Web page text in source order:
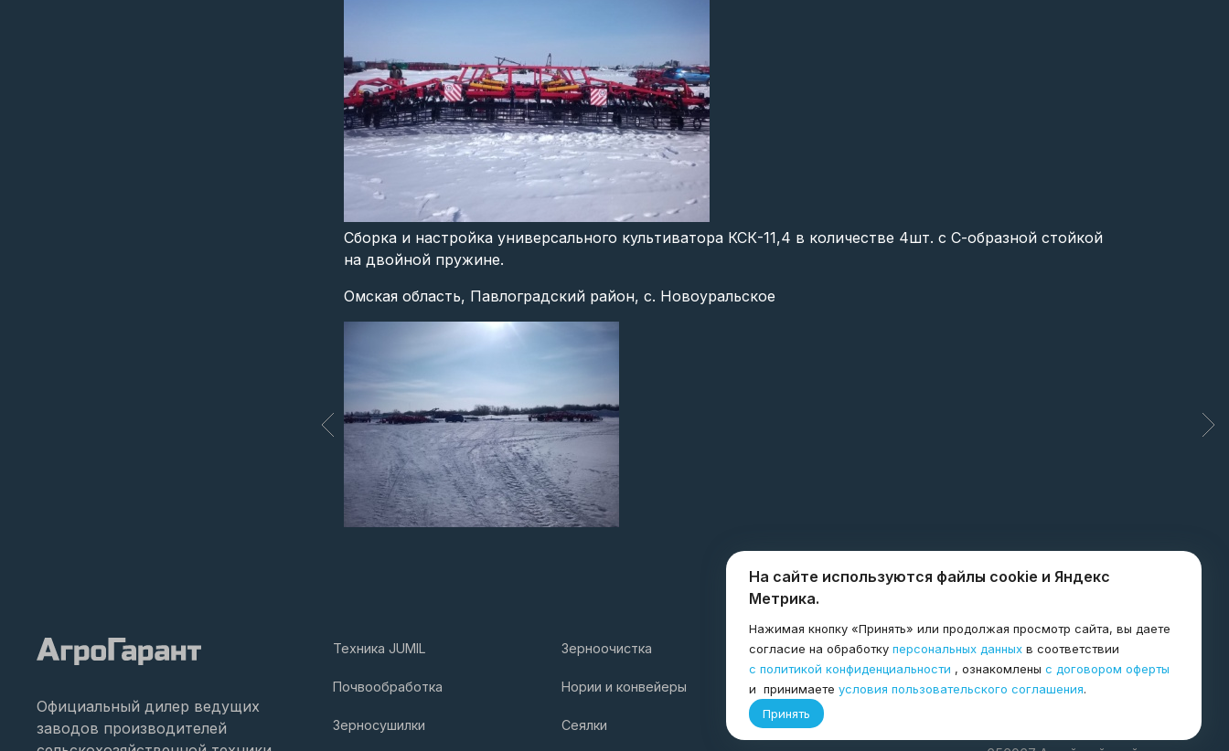
Сборка и настройка универсального культиватора КСК-11,4 в количестве 4шт. с С-образной стойкой
на двойной пружине.
Омская область, Павлоградский район, с. Новоуральское
Официальный дилер ведущих
заводов производителей
Техника JUMIL
Почвообработка
Зерносушилки
Зерноочистка
Нории и конвейеры
Сеялки
Услуги
8-800-600-8998
agro@tkagrogarant.ru
На сайте используются файлы cookie и Яндекс
Метрика.
Нажимая кнопку «Принять» или продолжая просмотр сайта, вы даете
согласие на обработку персональных данных в соответствии
с политикой конфиденциальности , ознакомлены с договором оферты
и принимаете условия пользовательского соглашения.
Принять